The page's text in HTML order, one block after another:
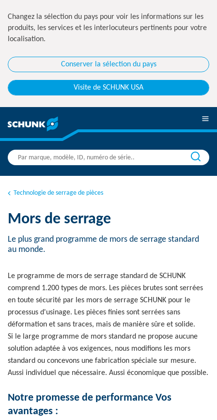
Changez la sélection du pays pour voir les informations sur les
produits, les services et les interlocuteurs pertinents pour votre
localisation.
Conserver la sélection du pays
Visite de SCHUNK USA
Technologie de serrage de pièces
Mors de serrage
Le plus grand programme de mors de serrage standard
au monde.
Le programme de mors de serrage standard de SCHUNK
comprend 1.200 types de mors. Les pièces brutes sont serrées
en toute sécurité par les mors de serrage SCHUNK pour le
processus d'usinage. Les pièces finies sont serrées sans
déformation et sans traces, mais de manière sûre et solide.
Si le large programme de mors standard ne propose aucune
solution adaptée à vos exigences, nous modifions les mors
standard ou concevons une fabrication spéciale sur mesure.
Aussi individuel que nécessaire. Aussi économique que possible.
Notre promesse de performance Vos
avantages :